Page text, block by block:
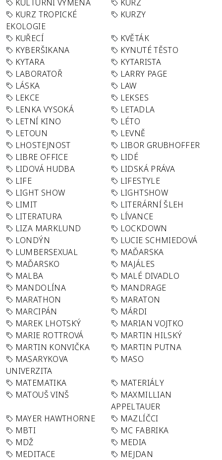
KULTURNÍ VÝMĚNA
KURZ
KURZ TROPICKÉ
EKOLOGIE
KURZY
KUŘECÍ
KVĚTÁK
KYBERŠIKANA
KYNUTÉ TĚSTO
KYTARA
KYTARISTA
LABORATOŘ
LARRY PAGE
LÁSKA
LAW
LEKCE
LEKSES
LENKA VYSOKÁ
LETADLA
LETNÍ KINO
LÉTO
LETOUN
LEVNĚ
LHOSTEJNOST
LIBOR GRUBHOFFER
LIBRE OFFICE
LIDÉ
LIDOVÁ HUDBA
LIDSKÁ PRÁVA
LIFE
LIFESTYLE
LIGHT SHOW
LIGHTSHOW
LIMIT
LITERÁRNÍ ŠLEH
LITERATURA
LÍVANCE
LIZA MARKLUND
LOCKDOWN
LONDÝN
LUCIE SCHMIEDOVÁ
LUMBERSEXUAL
MAĎARSKA
MAĎARSKO
MAJÁLES
MALBA
MALÉ DIVADLO
MANDOLÍNA
MANDRAGE
MARATHON
MARATON
MARCIPÁN
MÁRDI
MAREK LHOTSKÝ
MARIAN VOJTKO
MARIE ROTTROVÁ
MARTIN HILSKÝ
MARTIN KONVIČKA
MARTIN PUTNA
MASARYKOVA
UNIVERZITA
MASO
MATEMATIKA
MATERIÁLY
MATOUŠ VINŠ
MAXMILLIAN
APPELTAUER
MAYER HAWTHORNE
MAZLÍČCI
MBTI
MC FABRIKA
MDŽ
MEDIA
MEDITACE
MEJDAN